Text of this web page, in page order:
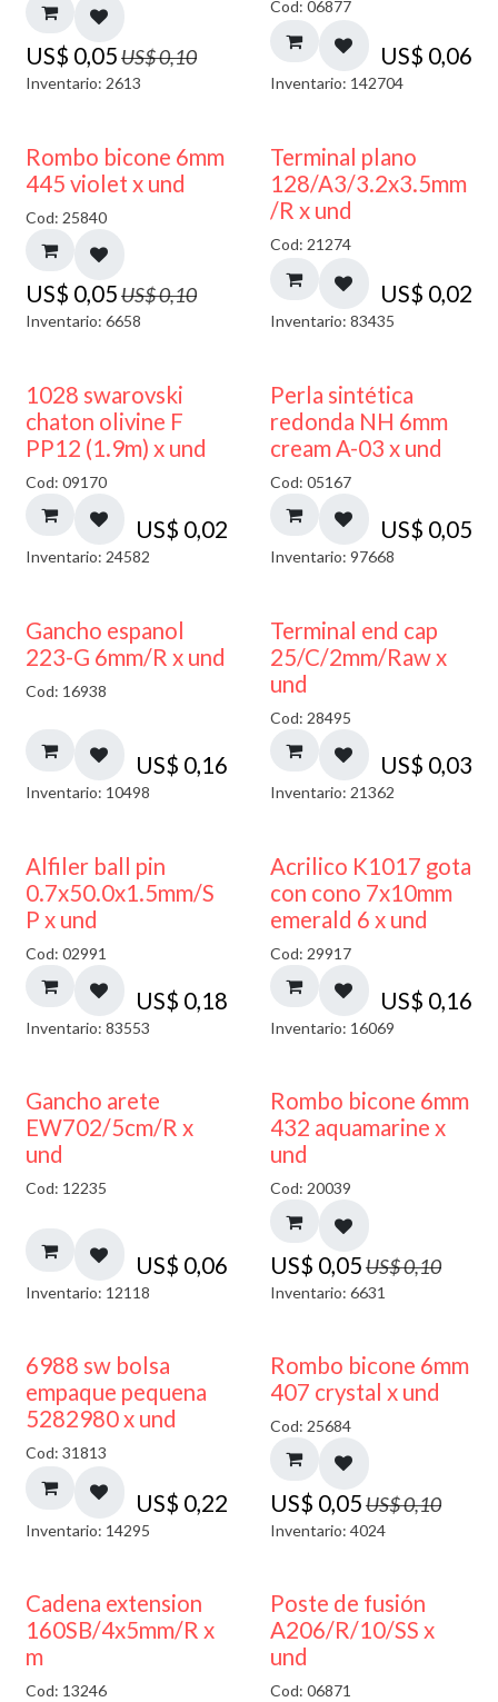
US$ 0,05US$0,10
Inventario: 2613
Cod: 06877
US$ 0,06
Inventario: 142704
50% DESCUENTO
Rombo bicone 6mm
445 violet x und
Cod: 25840
US$ 0,05US$0,10
Inventario: 6658
Terminal plano
128/A3/3.2x3.5mm
/R x und
Cod: 21274
US$ 0,02
Inventario: 83435
1028 swarovski
chaton olivine F
PP12 (1.9m) x und
Cod: 09170
US$ 0,02
Inventario: 24582
Perla sintética
redonda NH 6mm
cream A-03 x und
Cod: 05167
US$ 0,05
Inventario: 97668
Gancho espanol
223-G 6mm/R x und
Cod: 16938
US$ 0,16
Inventario: 10498
Terminal end cap
25/C/2mm/Raw x
und
Cod: 28495
US$ 0,03
Inventario: 21362
Alfiler ball pin
0.7x50.0x1.5mm/S
P x und
Cod: 02991
US$ 0,18
Inventario: 83553
Acrilico K1017 gota
con cono 7x10mm
emerald 6 x und
Cod: 29917
US$ 0,16
Inventario: 16069
Gancho arete
EW702/5cm/R x
und
Cod: 12235
US$ 0,06
Inventario: 12118
50% DESCUENTO
Rombo bicone 6mm
432 aquamarine x
und
Cod: 20039
US$ 0,05US$0,10
Inventario: 6631
6988 sw bolsa
empaque pequena
5282980 x und
Cod: 31813
US$ 0,22
Inventario: 14295
50% DESCUENTO
Rombo bicone 6mm
407 crystal x und
Cod: 25684
US$ 0,05US$0,10
Inventario: 4024
Cadena extension
160SB/4x5mm/R x
m
Cod: 13246
Poste de fusión
A206/R/10/SS x
und
Cod: 06871